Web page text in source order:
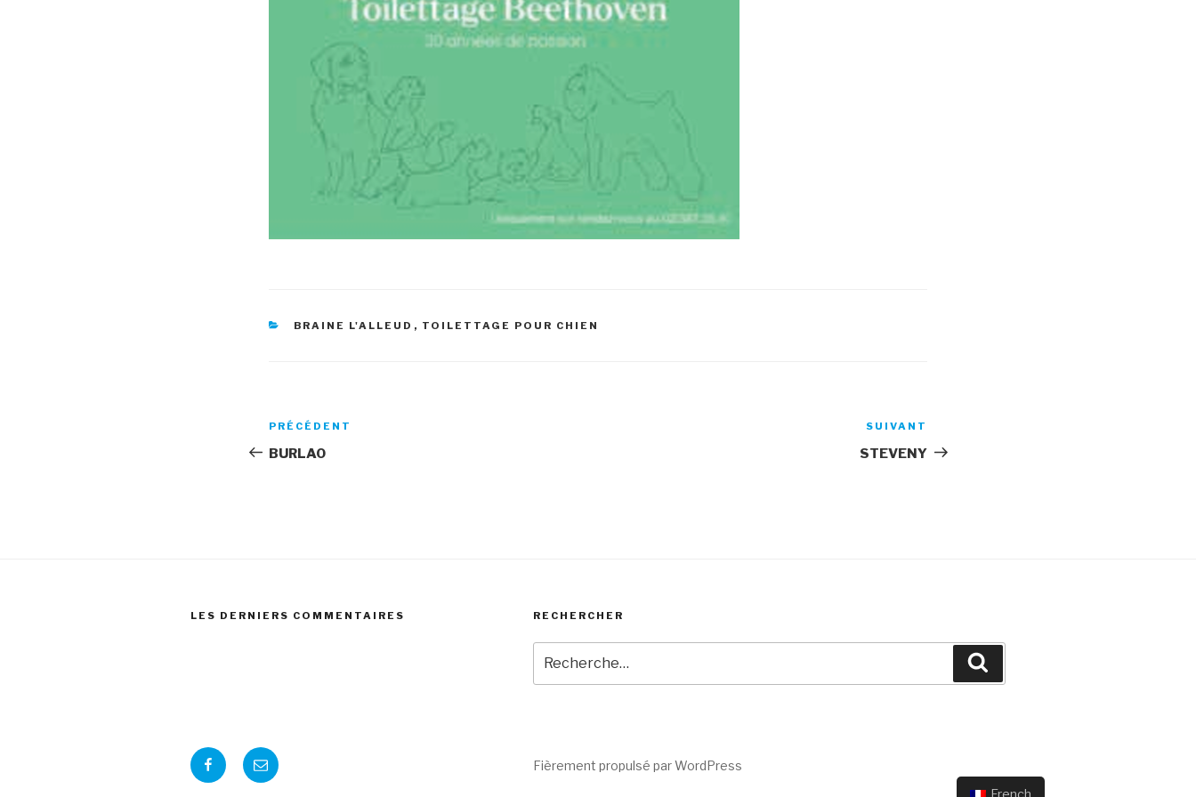
RUBRIQUES
BRAINE L'ALLEUD , TOILETTAGE POUR CHIEN
Navigation
de
Article
précédent
PRÉCÉDENT
BURLAO
suivant
SUIVANT
STEVENY
LES DERNIERS COMMENTAIRES RECHERCHER
pour
:
Facebook
E-
mail
Fièrement propulsé par WordPress